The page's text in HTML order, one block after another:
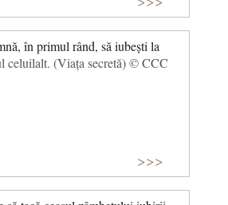
în primul rând, să iubești la
celuilalt. (Viața secretă) © CCC
>>>